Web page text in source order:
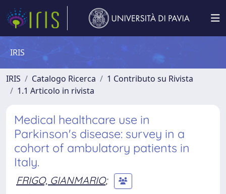
IRIS
IRIS Catalogo Ricerca
1 Contributo su Rivista
1.1 Articolo in rivista
Medical healthcare use in
Parkinson's disease: survey in a
cohort of ambulatory patients in
Italy.
FRIGO, GIANMARIO;